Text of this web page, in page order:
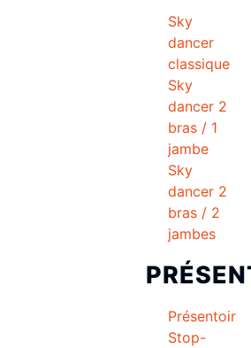
Sky
dancer
classique
Sky
dancer 2
bras / 1
jambe
Sky
dancer 2
bras / 2
jambes
Présentoir
Stop-